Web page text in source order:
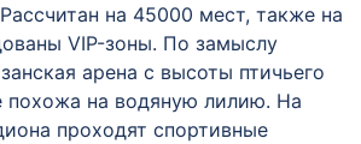
на 45000 мест, также на
VIP-зоны. По замыслу
арена с высоты птичьего
похожа на водяную лилию. На
проходят спортивные